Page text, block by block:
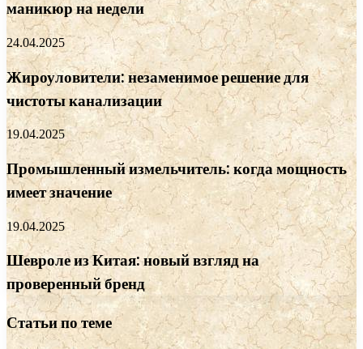
маникюр на недели
24.04.2025
Жироуловители: незаменимое решение для
чистоты канализации
19.04.2025
Промышленный измельчитель: когда мощность
имеет значение
19.04.2025
Шевроле из Китая: новый взгляд на
проверенный бренд
Статьи по теме